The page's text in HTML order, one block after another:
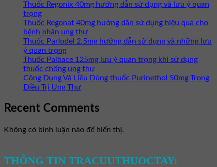
Thuốc Regonix 40mg hướng dẫn sử dụng và lưu ý quan
trọng
Thuốc Regonat 40mg hướng dẫn sử dụng hiệu quả cho
bệnh nhân ung thư
Thuốc Parlodel 2.5mg hướng dẫn sử dụng và những lưu
ý quan trọng
Thuốc Palbace 125mg lưu ý quan trọng khi sử dụng
thuốc chống ung thư
Công Dụng Và Liều Dùng thuốc Purinethol 50mg Trong
Điều Trị Ung Thư
Recent Comments
Không có bình luận nào để hiển thị.
THÔNG TIN TRACUUTHUOCTAY: